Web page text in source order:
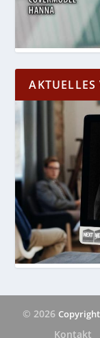
AKTUELLES
© 2026
Kontakt